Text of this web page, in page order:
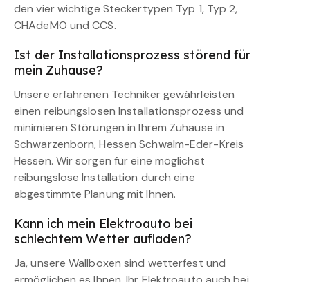
den vier wichtige Steckertypen Typ 1, Typ 2,
CHAdeMO und CCS.
Ist der Installationsprozess störend für
mein Zuhause?
Unsere erfahrenen Techniker gewährleisten
einen reibungslosen Installationsprozess und
minimieren Störungen in Ihrem Zuhause in
Schwarzenborn, Hessen Schwalm-Eder-Kreis
Hessen. Wir sorgen für eine möglichst
reibungslose Installation durch eine
abgestimmte Planung mit Ihnen.
Kann ich mein Elektroauto bei
schlechtem Wetter aufladen?
Ja, unsere Wallboxen sind wetterfest und